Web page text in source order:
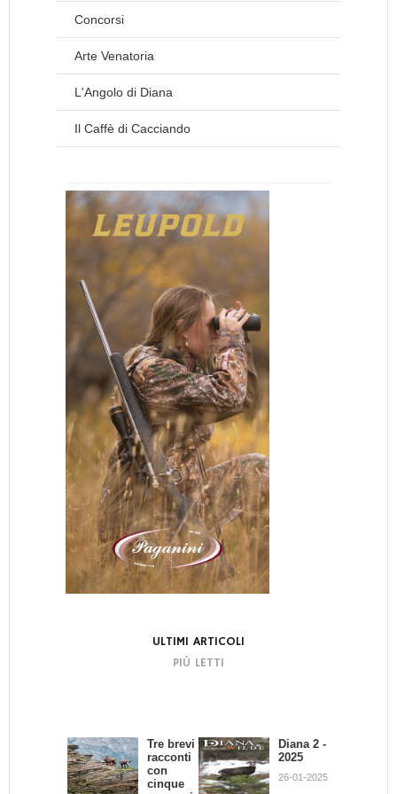
Concorsi
Arte Venatoria
L'Angolo di Diana
Il Caffè di Cacciando
ULTIMI ARTICOLI
PIÙ LETTI
Tre brevi
racconti
con
cinque
Diana 2 -
2025
26-01-2025
Bando di
Concors
o:
Scrivend
La
dignità
del
Cacciator